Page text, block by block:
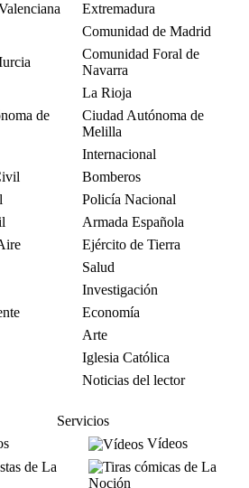
Extremadura
Comunidad de Madrid
Comunidad Foral de
Navarra
La Rioja
de
Ciudad Autónoma de
Melilla
Internacional
Bomberos
Policía Nacional
Armada Española
Ejército de Tierra
Salud
Investigación
Economía
Arte
Iglesia Católica
Noticias del lector
Servicios
Vídeos